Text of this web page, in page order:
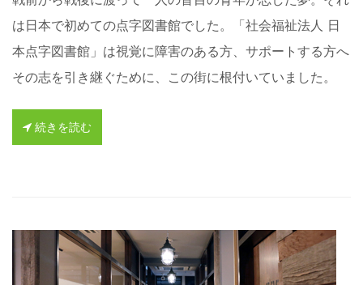
は日本で初めての点字図書館でした。「社会福祉法人 日
本点字図書館」は視覚に障害のある方、サポートする方へ
その志を引き継ぐために、この街に根付いていました。
続きを読む